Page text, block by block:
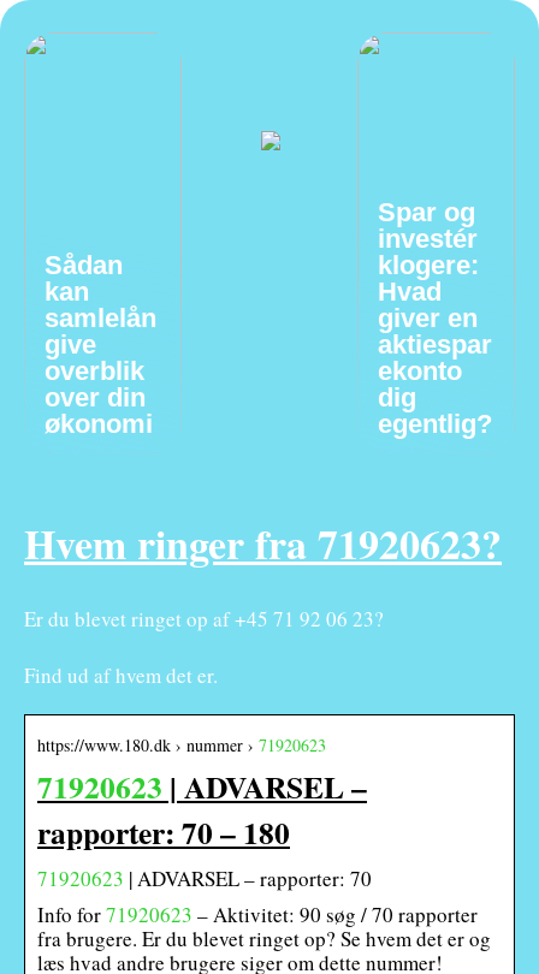
Sådan
kan
samlelån
give
overblik
over din
økonomi
Spar og
investér
klogere:
Hvad
giver en
aktiespar
ekonto
dig
egentlig?
Hvem ringer fra 71920623?
Er du blevet ringet op af +45 71 92 06 23?
Find ud af hvem det er.
https://www.180.dk › nummer › 71920623
71920623 | ADVARSEL –
rapporter: 70 – 180
71920623 | ADVARSEL – rapporter: 70
Info for71920623 – Aktivitet: 90 søg / 70 rapporter
fra brugere. Er du blevet ringet op? Se hvem det er og
læs hvad andre brugere siger om dette nummer!